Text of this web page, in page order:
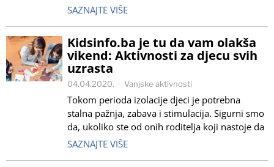
SAZNAJTE VIŠE
Kidsinfo.ba je tu da vam olakša
vikend: Aktivnosti za djecu svih
uzrasta
04.04.2020. Vanjske aktivnosti
Tokom perioda izolacije djeci je potrebna
stalna pažnja, zabava i stimulacija. Sigurni smo
da, ukoliko ste od onih roditelja koji nastoje da
SAZNAJTE VIŠE